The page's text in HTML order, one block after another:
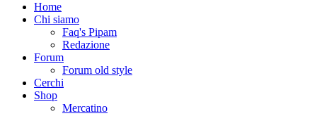
Home
Chi siamo
Faq's Pipam
Redazione
Forum
Forum old style
Cerchi
Shop
Mercatino